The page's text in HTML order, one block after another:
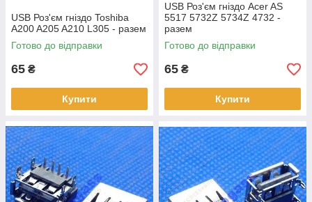
USB Роз'єм гніздо Toshiba
A200 A205 A210 L305 - разем
Готово до відправки
65 ₴
Купити
USB Роз'єм гніздо Acer AS
5517 5732Z 5734Z 4732 -
разем
Готово до відправки
65 ₴
Купити